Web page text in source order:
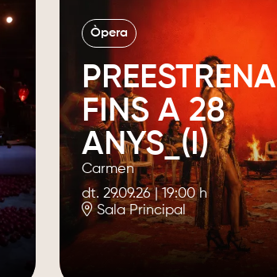
Òpera
PREESTRENA
FINS A 28
ANYS_(I)
Carmen
dt. 29.09.26|19:00 h
Sala Principal